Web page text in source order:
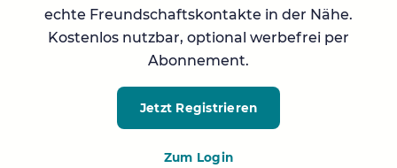
echte Freundschaftskontakte in der Nähe.
Kostenlos nutzbar, optional werbefrei per
Abonnement.
Jetzt Registrieren
Zum Login